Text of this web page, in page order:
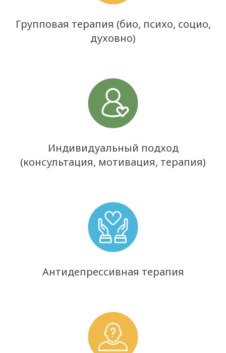
Групповая терапия (био, психо, социо,
духовно)
Индивидуальный подход
(консультация, мотивация, терапия)
Антидепрессивная терапия